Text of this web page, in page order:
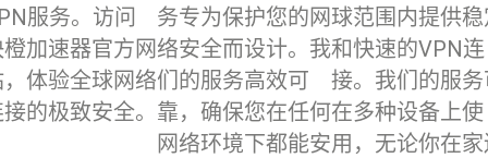
服务。访问
加速器官方网
体验全球网络
的极致安全。
务专为保护您的网
络安全而设计。我
们的服务高效可
靠，确保您在任何
网络环境下都能安
球范围内提供
和快速的VPN连
接。我们的服
在多种设备上使
用，无论你在